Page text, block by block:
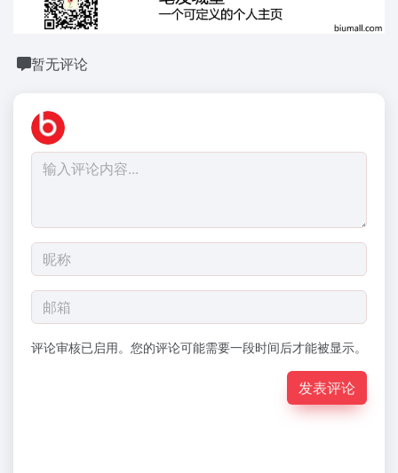
暂无评论
评论审核已启用。您的评论可能需要一段时间后才能被显示。
发表评论